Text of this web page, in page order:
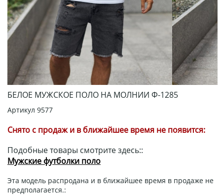
БЕЛОЕ МУЖСКОЕ ПОЛО НА МОЛНИИ Ф-1285
Артикул 9577
Снято с продаж и в ближайшее время не появится:
Подобные товары смотрите здесь::
Мужские футболки поло
Эта модель распродана и в ближайшее время в продаже не
предполагается.: